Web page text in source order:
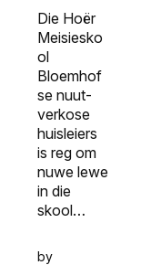
Die Hoër
Meisiesko
ol
Bloemhof
se nuut­
verkose
huisleiers
is reg om
nuwe lewe
in die
skool…
by